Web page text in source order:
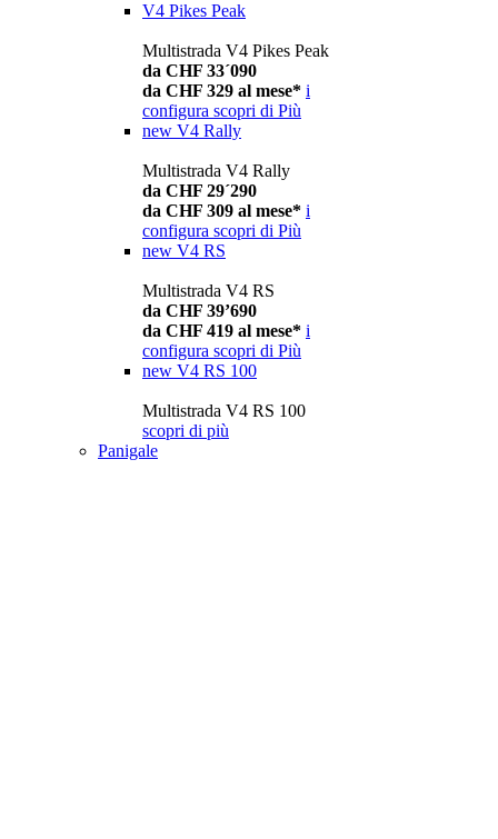
V4 Pikes Peak
Multistrada V4 Pikes Peak
da CHF 33´090
da CHF 329 al mese* i
configura scopri di Più
new V4 Rally
Multistrada V4 Rally
da CHF 29´290
da CHF 309 al mese* i
configura scopri di Più
new V4 RS
Multistrada V4 RS
da CHF 39’690
da CHF 419 al mese* i
configura scopri di Più
new V4 RS 100
Multistrada V4 RS 100
scopri di più
Panigale